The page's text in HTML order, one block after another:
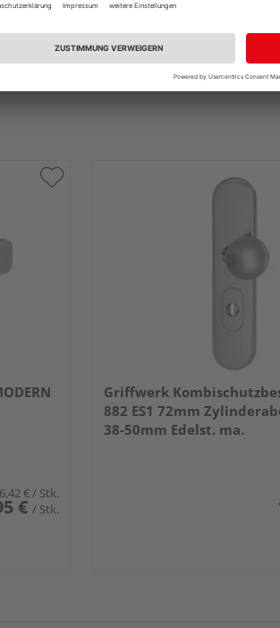
€/ Stk.
€ / Stk.
Griffwerk
882 ES1 72mm
38-50mm Edelst. ma.